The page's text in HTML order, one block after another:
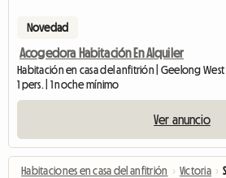
Novedad
Acogedora Habitación En Alquiler
Habitación en casa del anfitrión | Geelong West
1 pers. | 1 noche mínimo
Ver anuncio
Habitaciones en casa del anfitrión › Victoria ›